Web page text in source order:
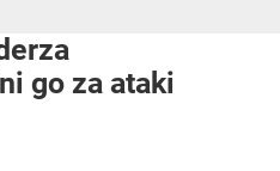
go za ataki